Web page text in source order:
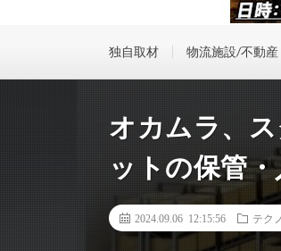
独自取材 物流施設/不動産
オカムラ、
ットの保管
2024.09.06 12:15:56 テク